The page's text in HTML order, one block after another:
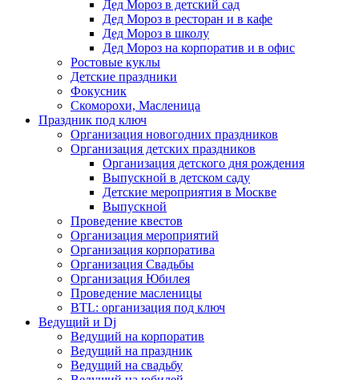
Дед Мороз в детский сад
Дед Мороз в ресторан и в кафе
Дед Мороз в школу
Дед Мороз на корпоратив и в офис
Ростовые куклы
Детские праздники
Фокусник
Скоморохи, Масленица
Праздник под ключ
Организация новогодних праздников
Организация детских праздников
Организация детского дня рождения
Выпускной в детском саду
Детские мероприятия в Москве
Выпускной
Проведение квестов
Организация мероприятий
Организация корпоратива
Организация Свадьбы
Организация Юбилея
Проведение масленицы
BTL: организация под ключ
Ведущий и Dj
Ведущий на корпоратив
Ведущий на праздник
Ведущий на свадьбу